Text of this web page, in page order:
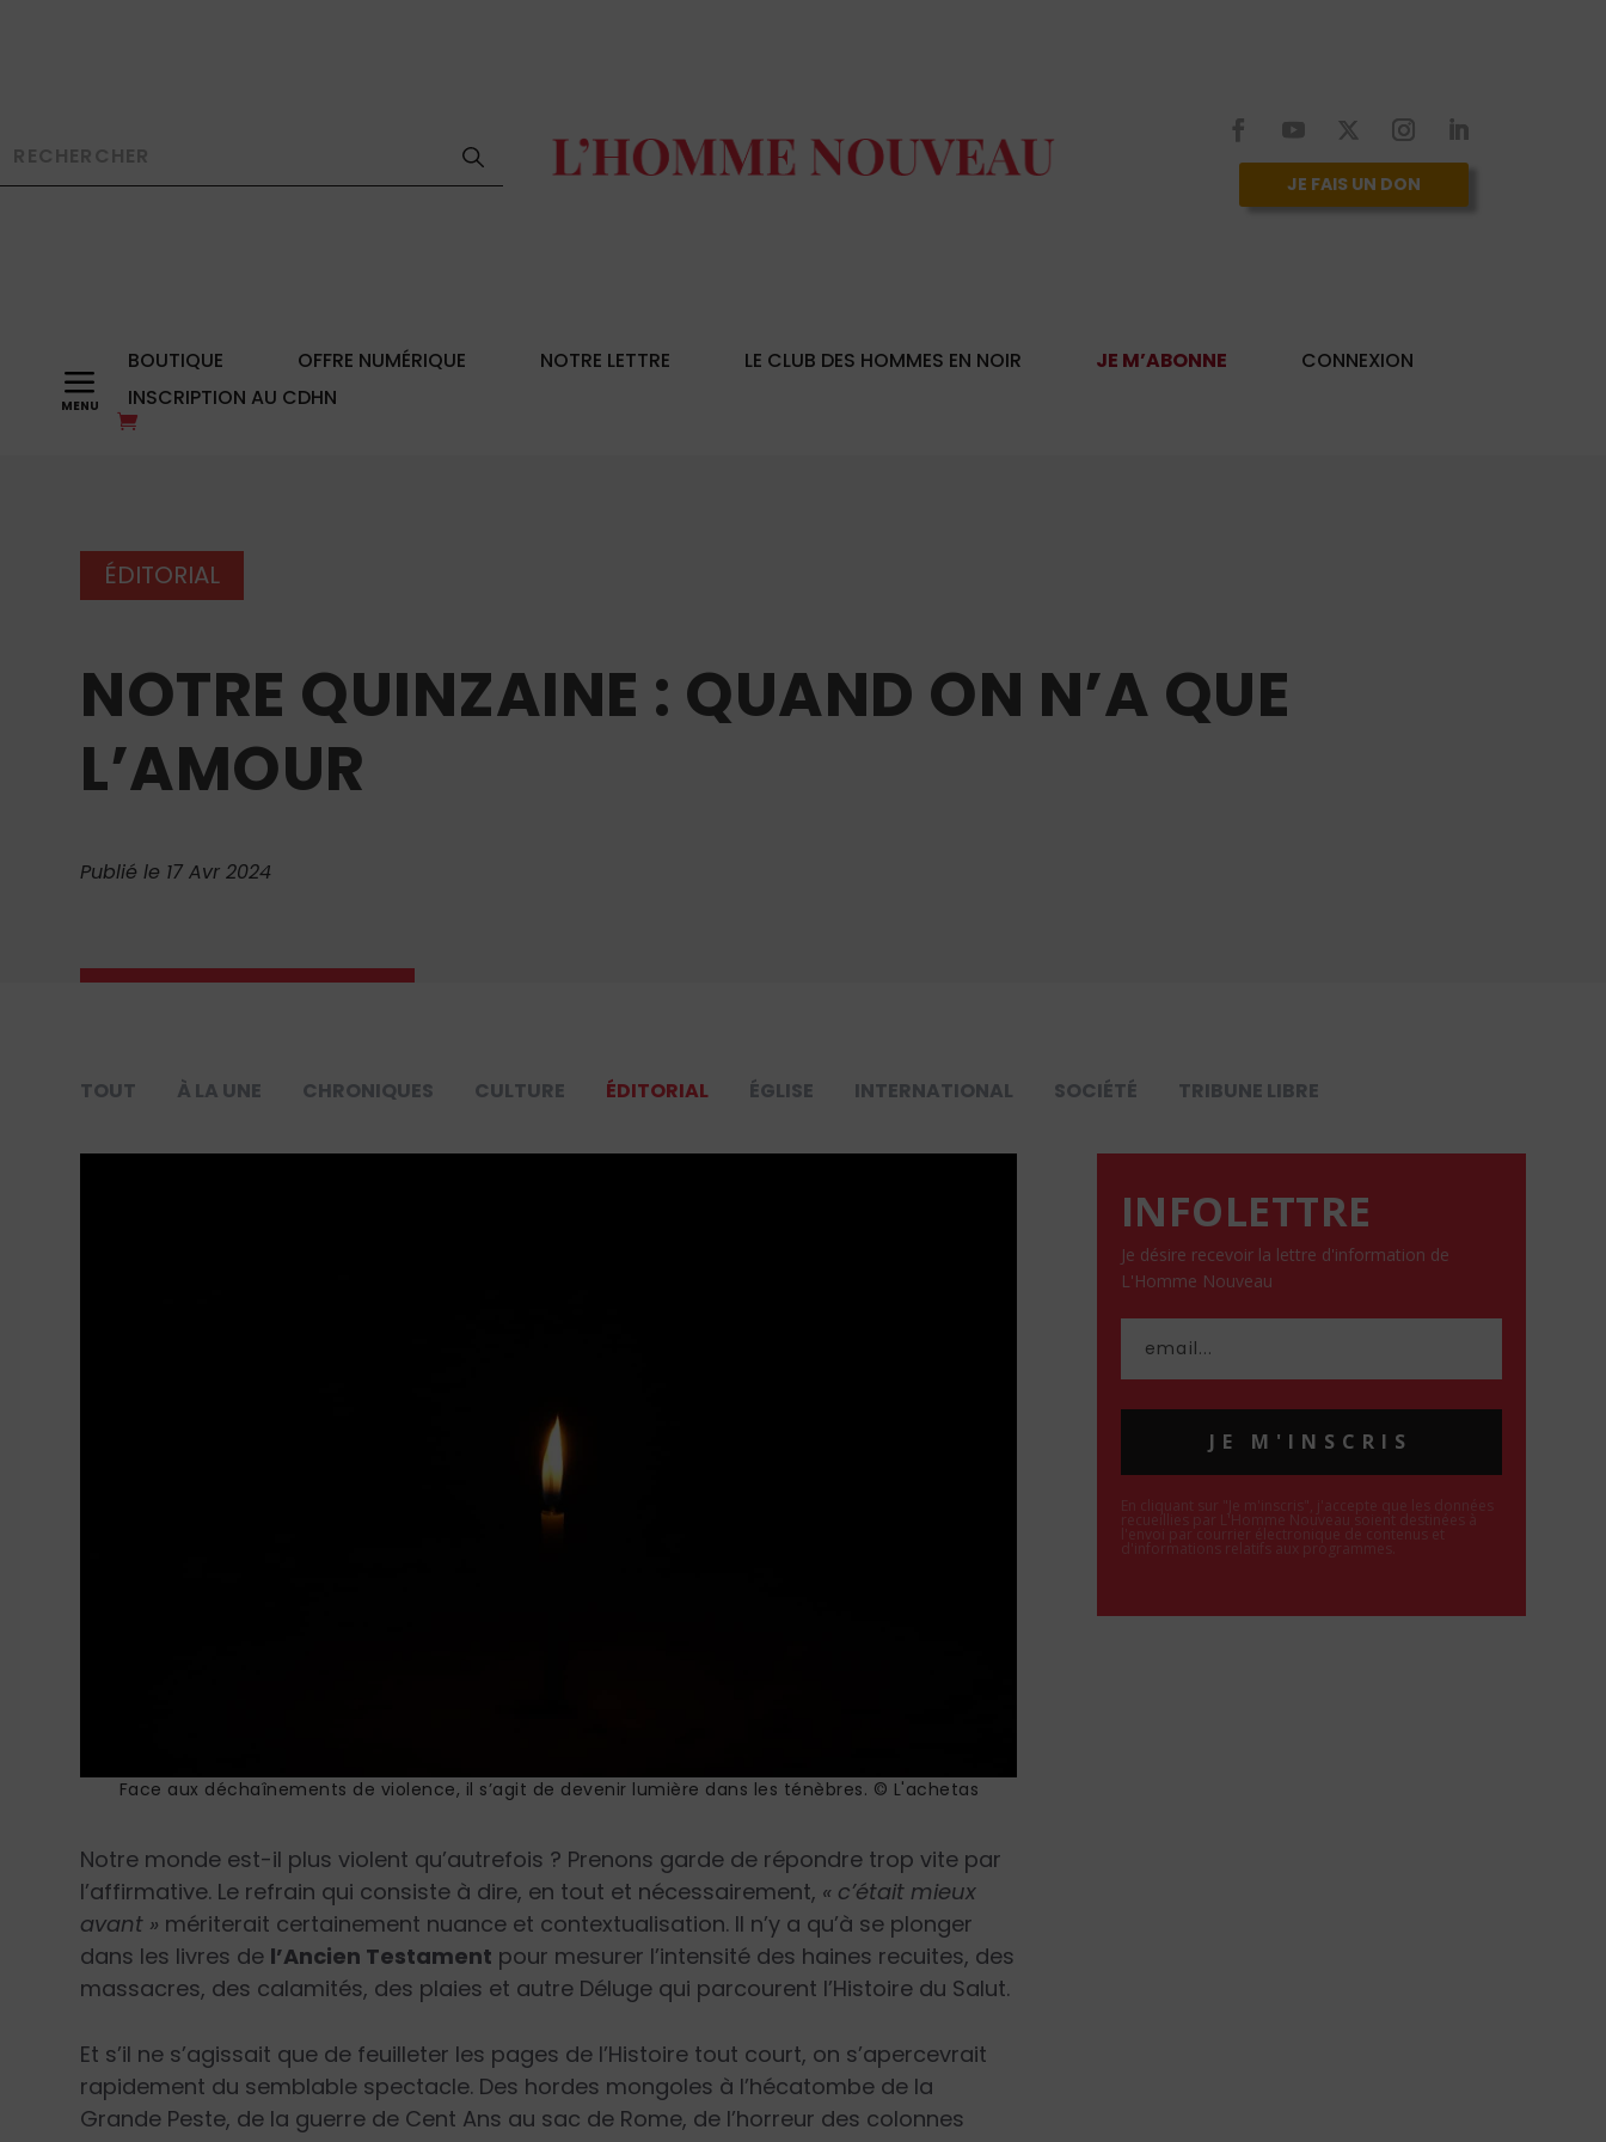
JE FAIS UN DON
a BOUTIQUE OFFRE NUMÉRIQUE NOTRE LETTRE LE CLUB DES HOMMES EN NOIR JE M’ABONNE
CONNEXION
INSCRIPTION AU CDHN
ÉDITORIAL
NOTRE QUINZAINE : QUAND ON N’A QUE
L’AMOUR
Publié le 17 Avr 2024
TOUT À LA UNE CHRONIQUES CULTURE ÉDITORIAL ÉGLISE INTERNATIONAL SOCIÉTÉ TRIBUNE LIBRE
Face aux déchaînements de violence, il s’agit de devenir lumière dans les ténèbres. © L'achetas
Notre monde est-il plus violent qu’autrefois ? Prenons garde de répondre trop vite par
l’affirmative. Le refrain qui consiste à dire, en tout et nécessairement, « c’était mieux
avant » mériterait certainement nuance et contextualisation. Il n’y a qu’à se plonger
dans les livres de l’Ancien Testament pour mesurer l’intensité des haines recuites, des
massacres, des calamités, des plaies et autre Déluge qui parcourent l’Histoire du Salut.
Et s’il ne s’agissait que de feuilleter les pages de l’Histoire tout court, on s’apercevrait
rapidement du semblable spectacle. Des hordes mongoles à l’hécatombe de la
Grande Peste, de la guerre de Cent Ans au sac de Rome, de l’horreur des colonnes
INFOLETTRE
Je désire recevoir la lettre d'information de
L'Homme Nouveau
JE M'INSCRIS
En cliquant sur "Je m'inscris", j'accepte que les données
recueillies par L'Homme Nouveau soient destinées à
l'envoi par courrier électronique de contenus et
d'informations relatifs aux programmes.